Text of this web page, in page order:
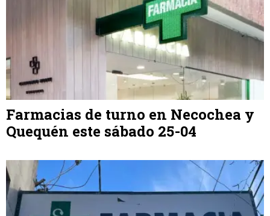
Farmacias de turno en Necochea y
Quequén este sábado 25-04